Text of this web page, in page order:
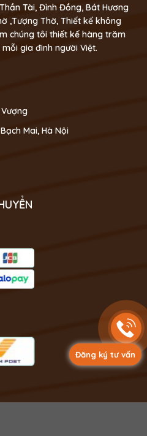
Đăng ký tư vấn
Tài, Đỉnh Đồng, Bát Hương
,Tượng Thờ, Thiết kế không
chúng tôi thiết kế hàng trăm
gia đình người Việt.
Mai, Hà Nội